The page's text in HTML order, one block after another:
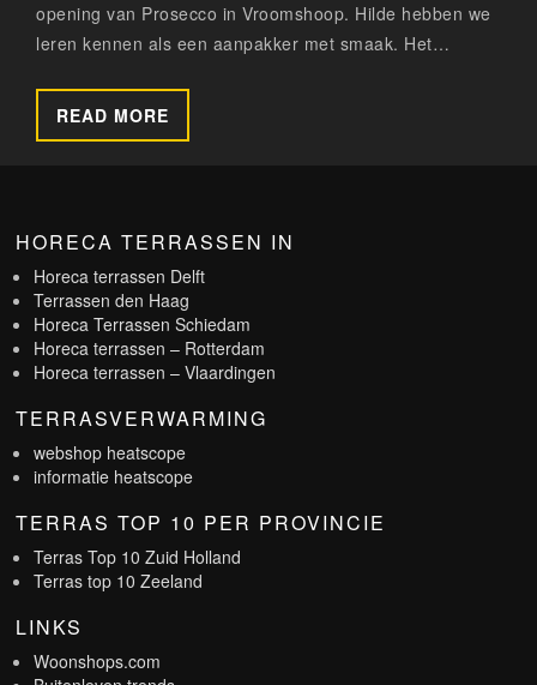
opening van Prosecco in Vroomshoop. Hilde hebben we
leren kennen als een aanpakker met smaak. Het…
READ MORE
HORECA TERRASSEN IN
Horeca terrassen Delft
Terrassen den Haag
Horeca Terrassen Schiedam
Horeca terrassen – Rotterdam
Horeca terrassen – Vlaardingen
TERRASVERWARMING
webshop heatscope
informatie heatscope
TERRAS TOP 10 PER PROVINCIE
Terras Top 10 Zuid Holland
Terras top 10 Zeeland
LINKS
Woonshops.com